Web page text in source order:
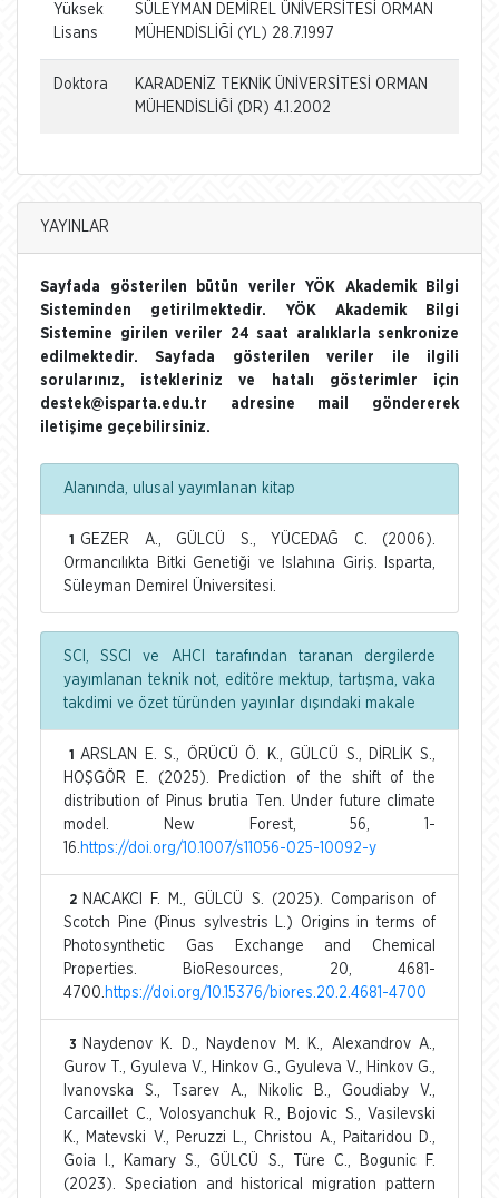
Yüksek
Lisans
SÜLEYMAN DEMİREL ÜNİVERSİTESİ ORMAN
MÜHENDİSLİĞİ (YL) 28.7.1997
Doktora
KARADENİZ TEKNİK ÜNİVERSİTESİ ORMAN
MÜHENDİSLİĞİ (DR) 4.1.2002
YAYINLAR
Sayfada gösterilen bütün veriler YÖK Akademik Bilgi
Sisteminden getirilmektedir. YÖK Akademik Bilgi
Sistemine girilen veriler 24 saat aralıklarla senkronize
edilmektedir. Sayfada gösterilen veriler ile ilgili
sorularınız, istekleriniz ve hatalı gösterimler için
destek@isparta.edu.tr adresine mail göndererek
iletişime geçebilirsiniz.
Alanında, ulusal yayımlanan kitap
1
GEZER A., GÜLCÜ S., YÜCEDAĞ C. (2006).
Ormancılıkta Bitki Genetiği ve Islahına Giriş. Isparta,
Süleyman Demirel Üniversitesi.
SCI, SSCI ve AHCI tarafından taranan dergilerde
yayımlanan teknik not, editöre mektup, tartışma, vaka
takdimi ve özet türünden yayınlar dışındaki makale
1
ARSLAN E. S., ÖRÜCÜ Ö. K., GÜLCÜ S., DİRLİK S.,
HOŞGÖR E. (2025). Prediction of the shift of the
distribution of Pinus brutia Ten. Under future climate
model. New Forest, 56, 1-
16. https://doi.org/10.1007/s11056-025-10092-y
2 NACAKCI F. M., GÜLCÜ S. (2025). Comparison of
Scotch Pine (Pinus sylvestris L.) Origins in terms of
Photosynthetic Gas Exchange and Chemical
Properties. BioResources, 20, 4681-
4700. https://doi.org/10.15376/biores.20.2.4681-4700
3
Naydenov K. D., Naydenov M. K., Alexandrov A.,
Gurov T., Gyuleva V., Hinkov G., Gyuleva V., Hinkov G.,
Ivanovska S., Tsarev A., Nikolic B., Goudiaby V.,
Carcaillet C., Volosyanchuk R., Bojovic S., Vasilevski
K., Matevski V., Peruzzi L., Christou A., Paitaridou D.,
Goia I., Kamary S., GÜLCÜ S., Türe C., Bogunic F.
(2023). Speciation and historical migration pattern